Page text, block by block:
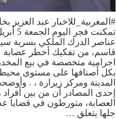
#المغربية_للاخبار عبد العزيز
تمكنت فجر اليوم
عناصر الدرك الملكي بسرية
قاسم، من تفكيك أخطر عصابة
اجرامية متخصصة في بيع
بكل أصنافها على مستوى
المدينة ومركز زيرارة ، .
إحدى المصادر أن من بين أفراد
العصابة، متورطون في قضايا
جلها يتعلق …